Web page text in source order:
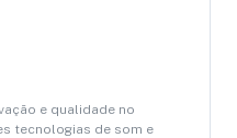
e qualidade no
tecnologias de som e